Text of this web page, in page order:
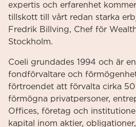
expertis och erfarenhet
tillskott till vårt redan starka
Fredrik Billving, Chef för
Stockholm.
Coeli grundades 1994 och är
fondförvaltare och
förtroendet att förvalta cirka
förmögna privatpersoner,
Offices, företag och
kapital inom aktier,